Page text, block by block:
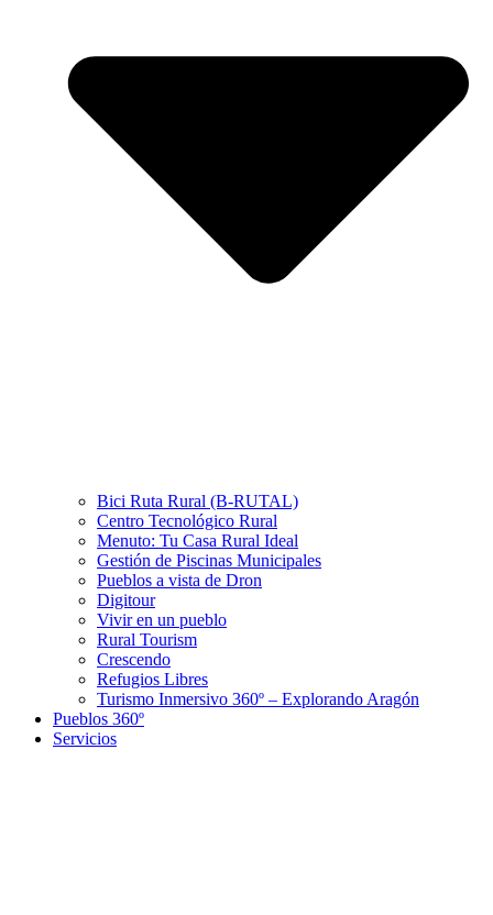
Bici Ruta Rural (B-RUTAL)
Centro Tecnológico Rural
Menuto: Tu Casa Rural Ideal
Gestión de Piscinas Municipales
Pueblos a vista de Dron
Digitour
Vivir en un pueblo
Rural Tourism
Crescendo
Refugios Libres
Turismo Inmersivo 360º – Explorando Aragón
Pueblos 360º
Servicios